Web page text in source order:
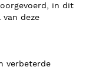
in dit
deze
verbeterde